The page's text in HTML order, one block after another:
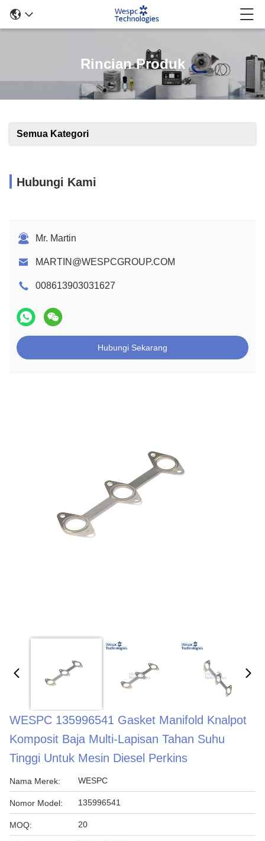
Rincian Produk
Semua Kategori
Hubungi Kami
Mr. Martin
MARTIN@WESPCGROUP.COM
008613903031627
Hubungi Sekarang
WESPC 135996541 Gasket Manifold Knalpot
Komposit Baja Multi-Lapisan Tahan Suhu
Tinggi Untuk Mesin Diesel Perkins
Nama Merek: WESPC
Nomor Model: 135996541
MOQ: 20